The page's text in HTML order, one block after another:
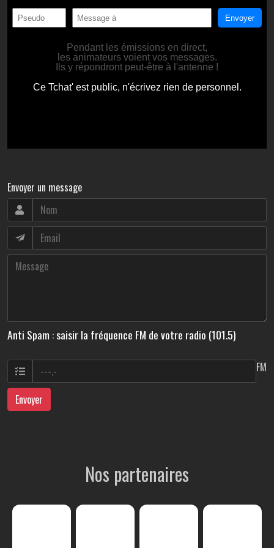
Envoyer un message
Anti Spam : saisir la fréquence FM de votre radio (101.5)
FM
Envoyer
Nos partenaires